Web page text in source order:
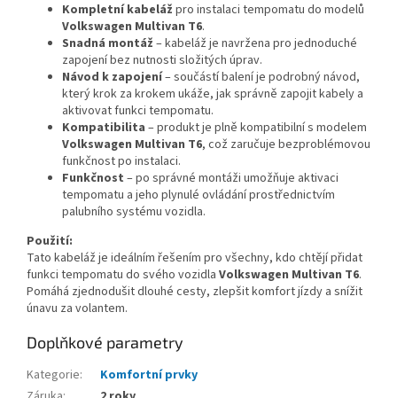
Kompletní kabeláž pro instalaci tempomatu do modelů
Volkswagen Multivan T6.
Snadná montáž – kabeláž je navržena pro jednoduché
zapojení bez nutnosti složitých úprav.
Návod k zapojení– součástí balení je podrobný návod,
který krok za krokem ukáže, jak správně zapojit kabely a
aktivovat funkci tempomatu.
Kompatibilita – produkt je plně kompatibilní s modelem
Volkswagen Multivan T6, což zaručuje bezproblémovou
funkčnost po instalaci.
Funkčnost – po správné montáži umožňuje aktivaci
tempomatu a jeho plynulé ovládání prostřednictvím
palubního systému vozidla.
Použití:
Tato kabeláž je ideálním řešením pro všechny, kdo chtějí přidat
funkci tempomatu do svého vozidla Volkswagen Multivan T6.
Pomáhá zjednodušit dlouhé cesty, zlepšit komfort jízdy a snížit
únavu za volantem.
Doplňkové parametry
Kategorie:
Komfortní prvky